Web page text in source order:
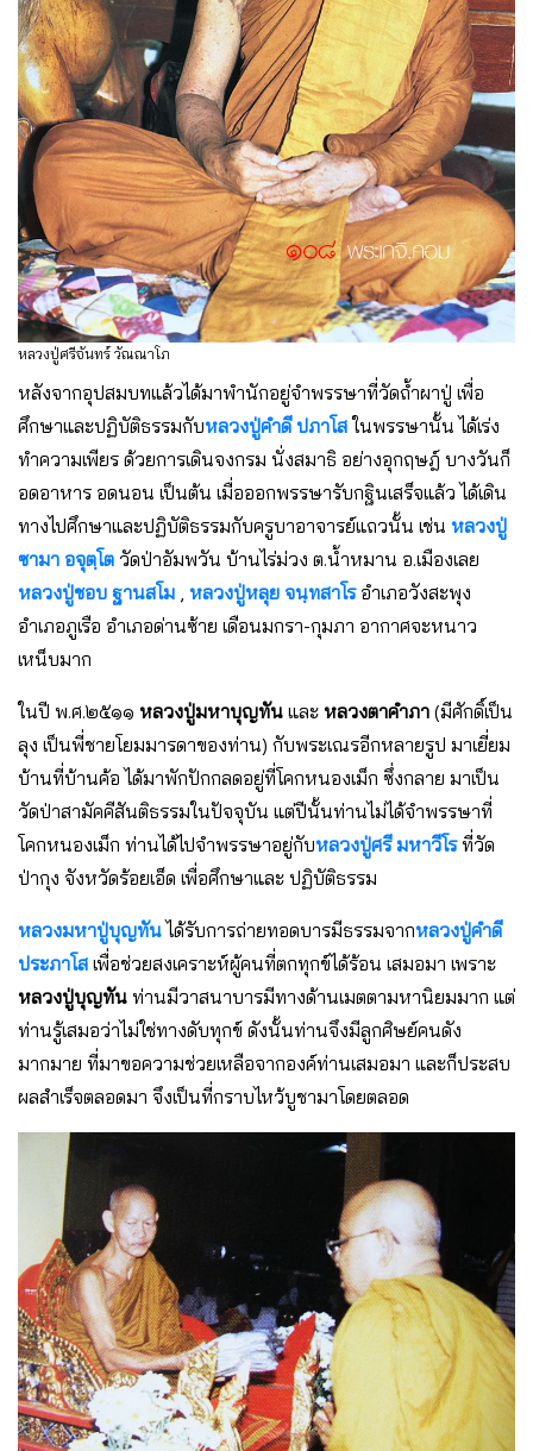
หลวงปู่ศรีจันทร์ วัณณาโภ
หลังจากอุปสมบทแล้วได้มาพำนักอยู่จำพรรษาที่วัดถ้ำผาปู่ เพื่อ
ศึกษาและปฏิบัติธรรมกับหลวงปู่คำดี ปภาโสในพรรษานั้น ได้เร่ง
ทำความเพียร ด้วยการเดินจงกรม นั่งสมาธิ อย่างอุกฤษฎ์ บางวันก็
อดอาหาร อดนอน เป็นต้น เมื่อออกพรรษารับกฐินเสร็จแล้ว ได้เดิน
ทางไปศึกษาและปฏิบัติธรรมกับครูบาอาจารย์แถวนั้น เช่น หลวงปู่
ซามา อจุตฺโต วัดป่าอัมพวัน บ้านไร่ม่วง ต.น้ำหมาน อ.เมืองเลย
หลวงปู่ชอบ ฐานสโม หลวงปู่หลุย จนฺทสาโรอำเภอวังสะพุง
อำเภอภูเรือ อำเภอด่านซ้าย เดือนมกรา-กุมภา อากาศจะหนาว
เหน็บมาก
ในปี พ.ศ.๒๕๑๑ หลวงปู่มหาบุญทัน และ หลวงตาคำภา (มีศักดิ์เป็น
ลุง เป็นพี่ชายโยมมารดาของท่าน) กับพระเณรอีกหลายรูป มาเยี่ยม
บ้านที่บ้านค้อ ได้มาพักปักกลดอยู่ที่โคกหนองเม็ก ซึ่งกลาย มาเป็น
วัดป่าสามัคคีสันติธรรมในปัจจุบัน แต่ปีนั้นท่านไม่ได้จำพรรษาที่
โคกหนองเม็ก ท่านได้ไปจำพรรษาอยู่กับหลวงปู่ศรี มหาวีโรที่วัด
ป่ากุง จังหวัดร้อยเอ็ด เพื่อศึกษาและ ปฏิบัติธรรม
หลวงมหาปู่บุญทันได้รับการถ่ายทอดบารมีธรรมจากหลวงปู่คำดี
ประภาโส เพื่อช่วยสงเคราะห์ผู้คนที่ตกทุกข์ได้ร้อน เสมอมา เพราะ
หลวงปู่บุญทัน ท่านมีวาสนาบารมีทางด้านเมตตามหานิยมมาก แต่
ท่านรู้เสมอว่าไม่ใช่ทางดับทุกข์ ดังนั้นท่านจึงมีลูกศิษย์คนดัง
มากมาย ที่มาขอความช่วยเหลือจากองค์ท่านเสมอมา และก็ประสบ
ผลสำเร็จตลอดมา จึงเป็นที่กราบไหว้บูชามาโดยตลอด